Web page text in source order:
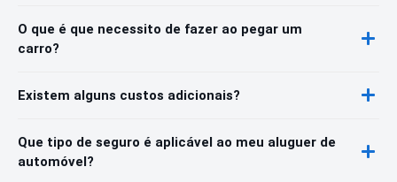
O que é que necessito de fazer ao pegar um
carro?
Existem alguns custos adicionais?
Que tipo de seguro é aplicável ao meu aluguer de
automóvel?